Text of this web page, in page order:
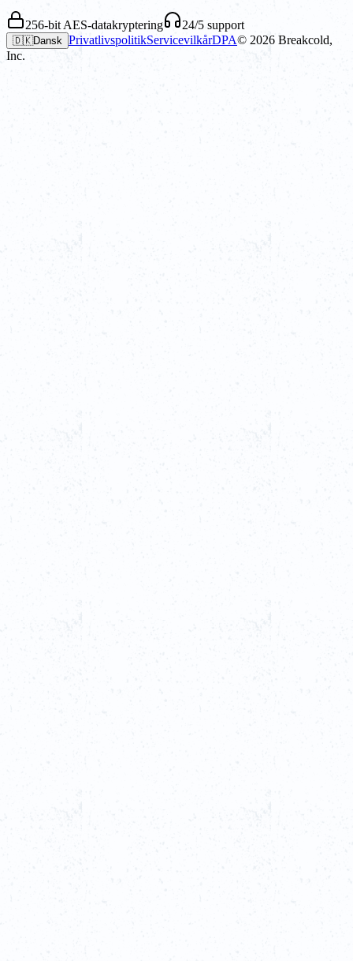
256-bit AES-datakryptering 24/5 support
🇩🇰Dansk PrivatlivspolitikServicevilkårDPA© 2026 Breakcold,
Inc.